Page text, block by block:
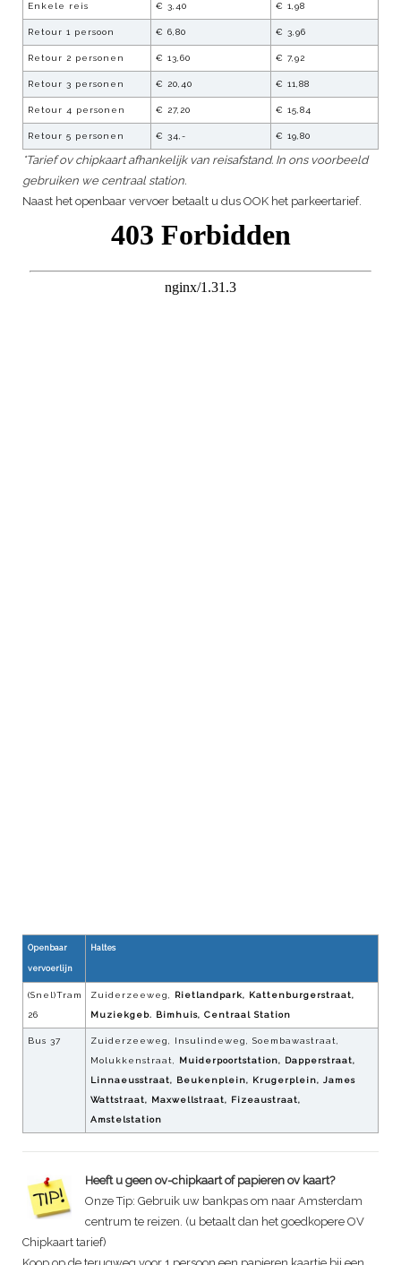
Enkele reis € 3,40 € 1,98
Retour 1 persoon € 6,80 € 3,96
Retour 2 personen € 13,60 € 7,92
Retour 3 personen € 20,40 € 11,88
Retour 4 personen € 27,20 € 15,84
Retour 5 personen € 34,- € 19,80
*Tarief ov chipkaart afhankelijk van reisafstand. In ons voorbeeld
gebruiken we centraal station.
Naast het openbaar vervoer betaalt u dus OOK het parkeertarief.
Openbaar
vervoerlijn
Haltes
(Snel)Tram
26
Zuiderzeeweg, Rietlandpark, Kattenburgerstraat,
Muziekgeb. Bimhuis, Centraal Station
Bus 37
Zuiderzeeweg, Insulindeweg, Soembawastraat,
Molukkenstraat, Muiderpoortstation, Dapperstraat,
Linnaeusstraat, Beukenplein, Krugerplein, James
Wattstraat, Maxwellstraat, Fizeaustraat,
Amstelstation
Heeft u geen ov-chipkaart of papieren ov kaart?
Onze Tip: Gebruik uw bankpas om naar Amsterdam
centrum te reizen. (u betaalt dan het goedkopere OV
Chipkaart tarief)